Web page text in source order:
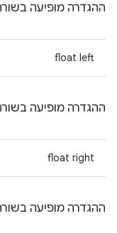
ההגדרה מופיעה
float left
ההגדרה מופיעה
float right
ההגדרה מופיעה